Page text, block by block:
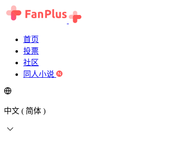
首页
投票
社区
同人小说
中文 ( 简体 )